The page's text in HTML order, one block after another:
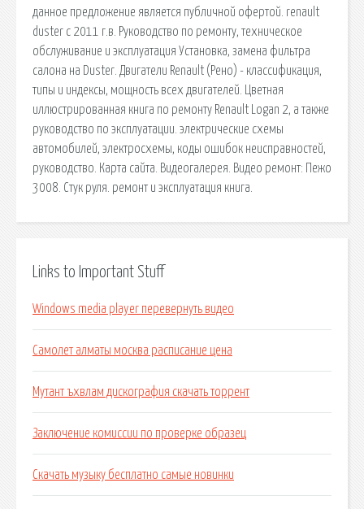
данное предложение является публичной офертой. renault
duster с 2011 г.в. Руководство по ремонту, техническое
обслуживание и эксплуатация Установка, замена фильтра
салона на Duster. Двигатели Renault (Рено) - классификация,
типы и индексы, мощность всех двигателей. Цветная
иллюстрированная книга по ремонту Renault Logan 2, а также
руководство по эксплуатации. электрические схемы
автомобилей, электросхемы, коды ошибок неисправностей,
руководство. Карта сайта. Видеогалерея. Видео ремонт: Пежо
3008. Стук руля. ремонт и эксплуатация книга.
Links to Important Stuff
Windows media player перевернуть видео
Самолет алматы москва расписание цена
Мутант ъхвлам дискография скачать торрент
Заключение комиссии по проверке образец
Скачать музыку бесплатно самые новинки